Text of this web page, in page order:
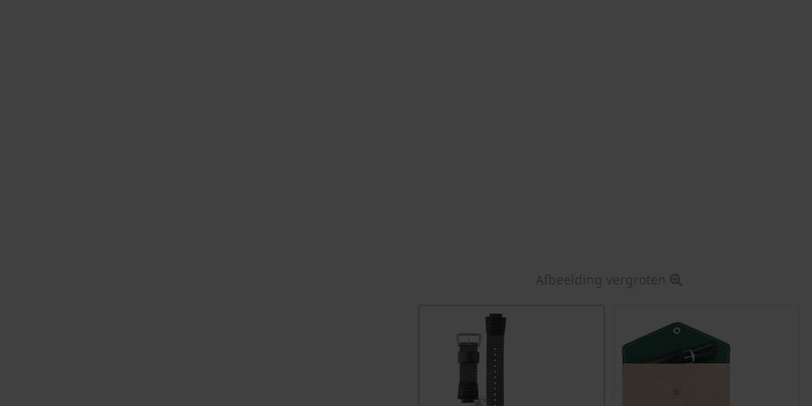
Afbeelding vergroten